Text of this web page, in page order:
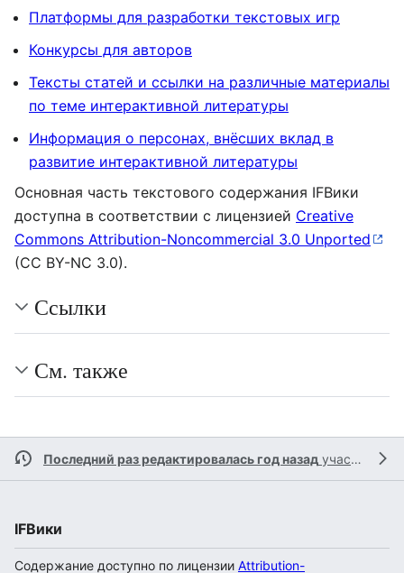
Платформы для разработки текстовых игр
Конкурсы для авторов
Тексты статей и ссылки на различные материалы
по теме интерактивной литературы
Информация о персонах, внёсших вклад в
развитие интерактивной литературы
Основная часть текстового содержания IFВики
доступна в соответствии с лицензией Creative
Commons Attribution-Noncommercial 3.0 Unported
(CC BY-NC 3.0).
Ссылки
См. также
Последний раз редактировалась год назад участником
IFВики
Содержание доступно по лицензии Attribution-